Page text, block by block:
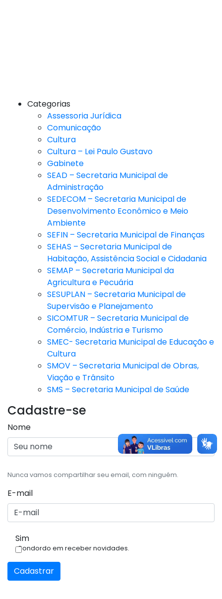
Categorias
Assessoria Jurídica
Comunicação
Cultura
Cultura – Lei Paulo Gustavo
Gabinete
SEAD – Secretaria Municipal de
Administração
SEDECOM – Secretaria Municipal de
Desenvolvimento Econômico e Meio
Ambiente
SEFIN – Secretaria Municipal de Finanças
SEHAS – Secretaria Municipal de
Habitação, Assistência Social e Cidadania
SEMAP – Secretaria Municipal da
Agricultura e Pecuária
SESUPLAN – Secretaria Municipal de
Supervisão e Planejamento
SICOMTUR – Secretaria Municipal de
Comércio, Indústria e Turismo
SMEC- Secretaria Municipal de Educação e
Cultura
SMOV – Secretaria Municipal de Obras,
Viação e Trânsito
SMS – Secretaria Municipal de Saúde
Cadastre-se
Nome
Nunca vamos compartilhar seu email, com ninguém.
E-mail
Sim
Condordo em receber novidades.
Cadastrar